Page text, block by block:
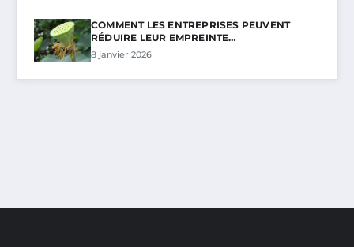
COMMENT LES ENTREPRISES PEUVENT
RÉDUIRE LEUR EMPREINTE…
8 janvier 2026